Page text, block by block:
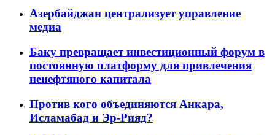
Азербайджан централизует управление
медиа
Баку превращает инвестиционный форум в
постоянную платформу для привлечения
ненефтяного капитала
Против кого объединяются Анкара,
Исламабад и Эр-Рияд?